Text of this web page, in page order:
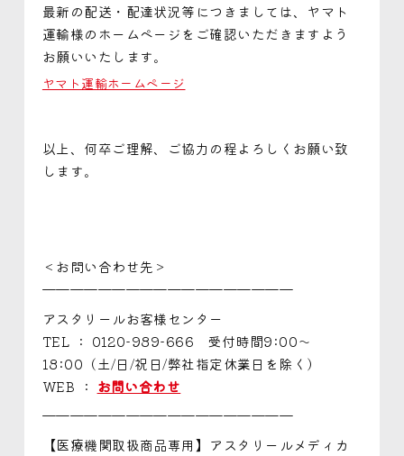
最新の配送・配達状況等につきましては、ヤマト
運輸様のホームページをご確認いただきますよう
お願いいたします。
ヤマト運輸ホームページ
以上、何卒ご理解、ご協力の程よろしくお願い致
します。
＜お問い合わせ先＞
——————————————————
アスタリールお客様センター
TEL ： 0120-989-666 受付時間9:00～
18:00（土/日/祝日/弊社指定休業日を除く）
WEB ： お問い合わせ
——————————————————
【医療機関取扱商品専用】アスタリールメディカ